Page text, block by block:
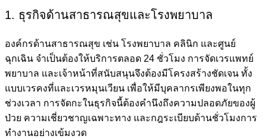
1. ธุรกิจด้านสาธารณสุขและโรงพยาบาล
องค์กรด้านสาธารณสุข เช่น โรงพยาบาล คลินิก และศูนย์
ฉุกเฉิน จำเป็นต้องให้บริการตลอด 24 ชั่วโมง การจัดเวรแพทย์
พยาบาล และเจ้าหน้าที่สนับสนุนจึงต้องมีโครงสร้างชัดเจน ทั้ง
แบบเวรคงที่และเวรหมุนเวียน เพื่อให้มีบุคลากรเพียงพอในทุก
ช่วงเวลา การจัดกะในธุรกิจนี้ต้องคำนึงถึงความปลอดภัยของผู้
ป่วย ความเชี่ยวชาญเฉพาะทาง และกฎระเบียบด้านชั่วโมงการ
ทำงานอย่างเข้มงวด